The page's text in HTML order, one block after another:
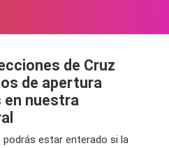
de Cruz
de apertura
nuestra
estar enterado si la